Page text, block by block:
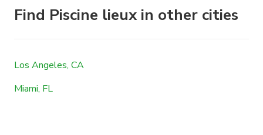
Find Piscine lieux in other cities
Los Angeles, CA
Miami, FL